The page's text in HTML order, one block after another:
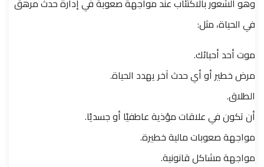
في الحياة، مثل:
موت أحد أحبائك.
مرض خطير أو أي حدث آخر يهدد الحياة.
الطلاق.
أن تكون في علاقات مؤذية عاطفيًا أو جسديًا.
مواجهة صعوبات مالية خطيرة.
مواجهة مشاكل قانونية.